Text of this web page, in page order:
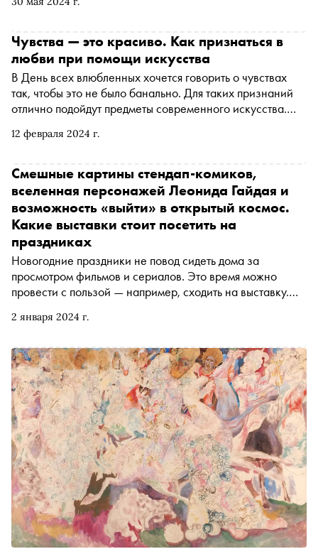
12 февраля 2024 г.
Чувства — это красиво. Как признаться в
любви при помощи искусства
В День всех влюбленных хочется говорить о чувствах
так, чтобы это не было банально. Для таких признаний
отлично подойдут предметы современного искусства.
ресторанах подарки, которые помогут рассказать о
2 января 2024 г.
Смешные картины стендап-комиков,
вселенная персонажей Леонида Гайдая и
возможность «выйти» в открытый космос.
Какие выставки стоит посетить на
праздниках
Новогодние праздники не повод сидеть дома за
просмотром фильмов и сериалов. Это время можно
провести с пользой — например, сходить на выставку.
московских музеев, галерей и центров современного